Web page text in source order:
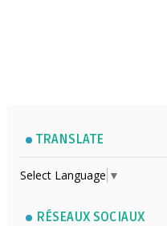
TRANSLATE
Select Language ▼
RÉSEAUX SOCIAUX